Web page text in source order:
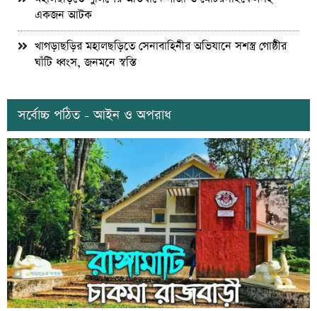
একজন আটক
খাগড়াছড়ির মহালছড়িতে সেনাবাহিনীর অভিযানে সশস্ত্র গোষ্ঠীর
ঘাঁটি ধ্বংস, জনমনে স্বস্তি
সর্বোচ্চ পঠিত - আইন ও অপরাধ